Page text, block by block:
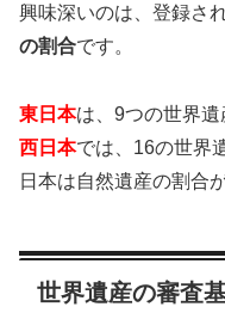
興味深いのは、登録さ
の割合です。
東日本は、9つの世界遺
西日本では、16の世界
日本は自然遺産の割合
世界遺産の審査